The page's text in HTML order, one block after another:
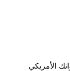
الأمريكي